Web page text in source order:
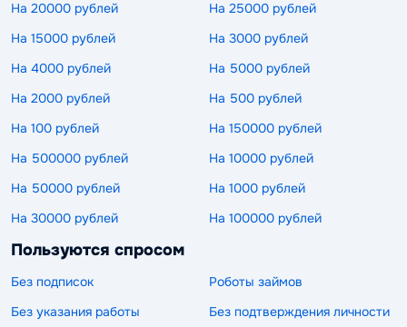
На 20000 рублей
На 25000 рублей
На 15000 рублей
На 3000 рублей
На 4000 рублей
На 5000 рублей
На 2000 рублей
На 500 рублей
На 100 рублей
На 150000 рублей
На 500000 рублей
На 10000 рублей
На 50000 рублей
На 1000 рублей
На 30000 рублей
На 100000 рублей
Пользуются спросом
Без подписок
Роботы займов
Без указания работы
Без подтверждения личности